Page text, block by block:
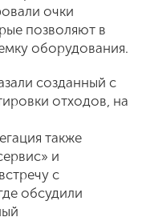
очки
позволяют в
оборудования.
созданный с
отходов, на
также
и
с
обсудили